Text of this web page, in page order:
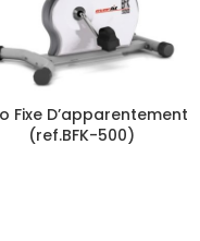
Fixe D’apparentement
(ref.BFK-500)